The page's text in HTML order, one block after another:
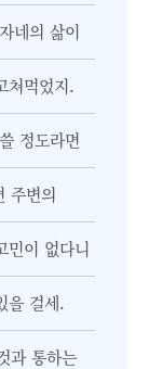
네의 삶이
쳐먹었지.
정도라면
주변의
민이 없다니
을 걸세.
과 통하는